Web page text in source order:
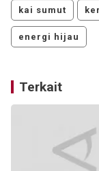
kai sumut
energi hijau
Terkait